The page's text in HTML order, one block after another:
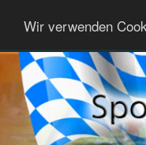
Wir verwenden